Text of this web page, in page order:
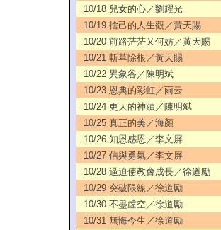
10/18 兒女的心／劉耀光
10/19 捨己的人生觀／黃天賜
10/20 前路茫茫又何妨／黃天賜
10/21 斬草除根／黃天賜
10/22 異象谷／陳明斌
10/23 恩典的彩虹／雨云
10/24 更大的神蹟／陳明斌
10/25 真正的美／海顏
10/26 知恩感恩／李文屏
10/27 信與勇氣／李文屏
10/28 逼迫使教會成長／徐道勵
10/29 突破限線／徐道勵
10/30 不盡虛空／徐道勵
10/31 無悔今生／徐道勵